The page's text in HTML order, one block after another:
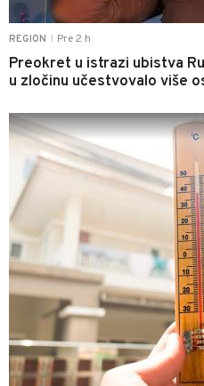
REGION Pre 2 h
Preokret u istrazi ubistva
u zločinu učestvovalo više